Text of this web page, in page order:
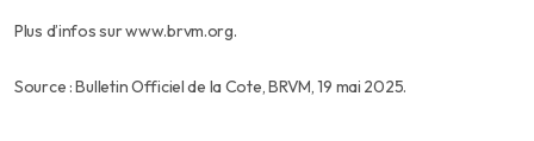
Plus d’infos sur www.brvm.org.
Source : Bulletin Officiel de la Cote, BRVM, 19 mai 2025.